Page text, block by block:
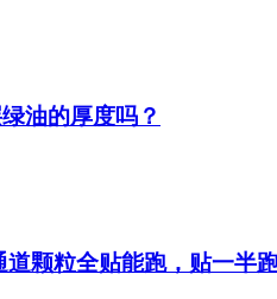
油的厚度吗？
颗粒全贴能跑，贴一半